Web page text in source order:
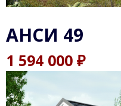
АНСИ 49
1 594 000 ₽